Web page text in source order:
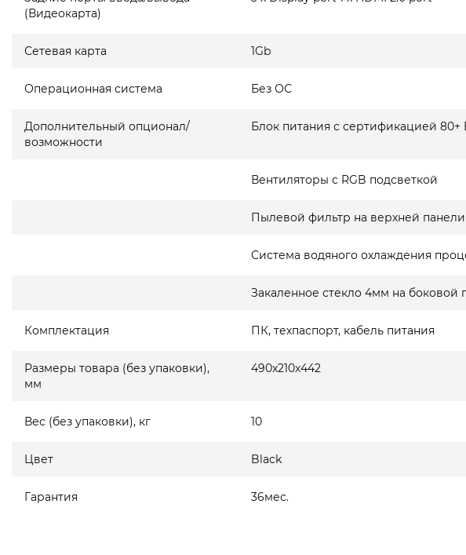
(Видеокарта)
Сетевая карта 1Gb
Операционная система Без ОС
Дополнительный опционал/
возможности
Блок питания с сертификацией 80+
Вентиляторы с RGB подсветкой
Пылевой фильтр на верхней панели
Система водяного охлаждения
Закаленное стекло 4мм на боковой
Комплектация ПК, техпаспорт, кабель питания
Размеры товара (без упаковки),
мм
490x210x442
Вес (без упаковки), кг 10
Цвет Black
Гарантия 36мес.